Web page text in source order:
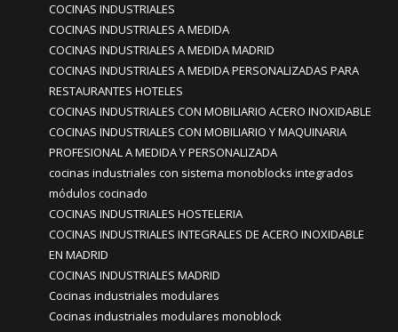
COCINAS INDUSTRIALES
COCINAS INDUSTRIALES A MEDIDA
COCINAS INDUSTRIALES A MEDIDA MADRID
COCINAS INDUSTRIALES A MEDIDA PERSONALIZADAS PARA
RESTAURANTES HOTELES
COCINAS INDUSTRIALES CON MOBILIARIO ACERO INOXIDABLE
COCINAS INDUSTRIALES CON MOBILIARIO Y MAQUINARIA
PROFESIONAL A MEDIDA Y PERSONALIZADA
cocinas industriales con sistema monoblocks integrados
módulos cocinado
COCINAS INDUSTRIALES HOSTELERIA
COCINAS INDUSTRIALES INTEGRALES DE ACERO INOXIDABLE
EN MADRID
COCINAS INDUSTRIALES MADRID
Cocinas industriales modulares
Cocinas industriales modulares monoblock